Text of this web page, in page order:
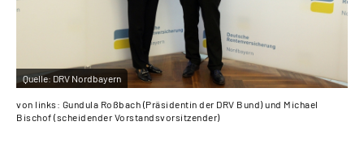
Quelle: DRV Nordbayern
von links: Gundula Roßbach (Präsidentin der DRV Bund) und Michael
Bischof (scheidender Vorstandsvorsitzender)